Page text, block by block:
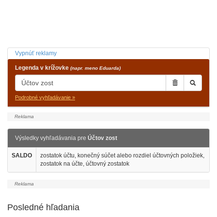
Vypnúť reklamy
Legenda v krížovke (napr. meno Eduarda)
Podrobné vyhľadávanie »
Výsledky vyhľadávania pre Účtov zost
SALDO
zostatok účtu, konečný súčet alebo rozdiel účtovných položiek,
zostatok na účte, účtovný zostatok
Posledné hľadania